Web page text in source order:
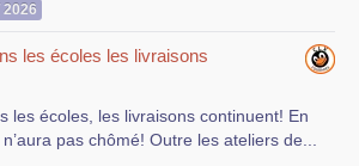
2026
les écoles les livraisons
les écoles, les livraisons continuent! En
pas chômé! Outre les ateliers de...